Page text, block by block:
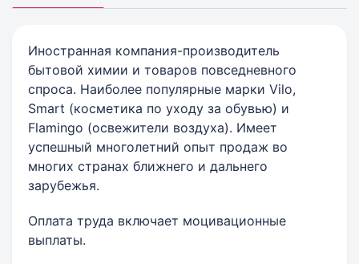
Иностранная компания-производитель
бытовой химии и товаров повседневного
спроса. Наиболее популярные марки Vilo,
Smart (косметика по уходу за обувью) и
Flamingo (освежители воздуха). Имеет
успешный многолетний опыт продаж во
многих странах ближнего и дальнего
зарубежья.
Оплата труда включает моцивационные
выплаты.